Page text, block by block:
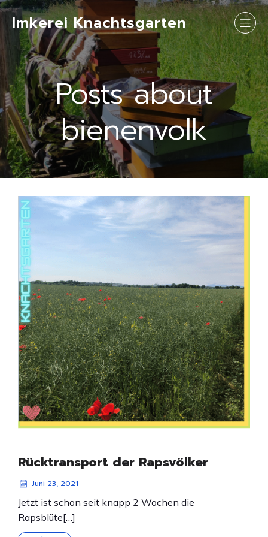
Imkerei Knachtsgarten
Posts about
bienenvolk
Rücktransport der Rapsvölker
Juni 23, 2021
Jetzt ist schon seit knapp 2 Wochen die
Rapsblüte[…]